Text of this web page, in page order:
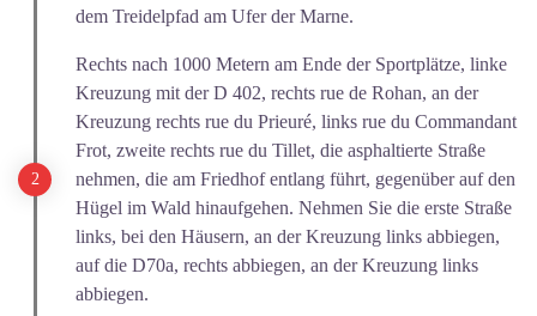
dem Treidelpfad am Ufer der Marne.
Rechts nach 1000 Metern am Ende der Sportplätze, linke
Kreuzung mit der D 402, rechts rue de Rohan, an der
Kreuzung rechts rue du Prieuré, links rue du Commandant
Frot, zweite rechts rue du Tillet, die asphaltierte Straße
nehmen, die am Friedhof entlang führt, gegenüber auf den
Hügel im Wald hinaufgehen. Nehmen Sie die erste Straße
links, bei den Häusern, an der Kreuzung links abbiegen,
auf die D70a, rechts abbiegen, an der Kreuzung links
abbiegen.